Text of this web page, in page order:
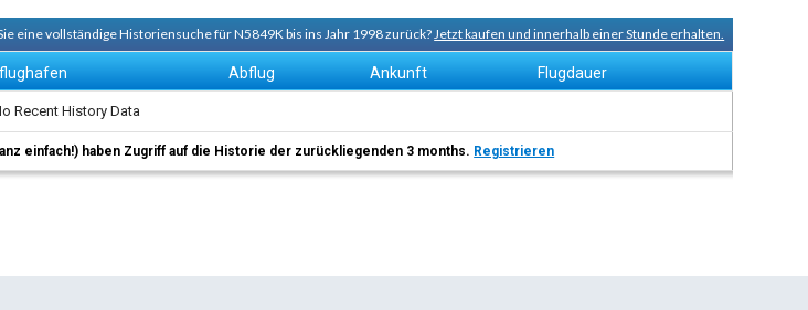
eine vollständige Historiensuche für N5849K bis ins Jahr 1998 zurück?Jetzt kaufen und innerhalb einer Stunde erhalten.
Abflug Ankunft Flugdauer
Recent History Data
einfach!) haben Zugriff auf die Historie der zurückliegenden 3 months. Registrieren